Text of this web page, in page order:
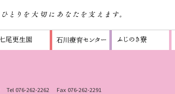
Tel 076-262-2262 Fax 076-262-2291